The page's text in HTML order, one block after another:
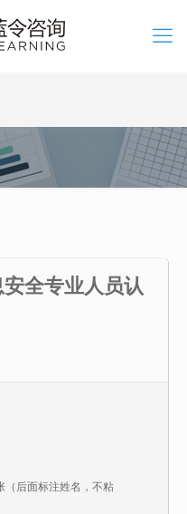
全专业人员认
（后面标注姓名，不粘